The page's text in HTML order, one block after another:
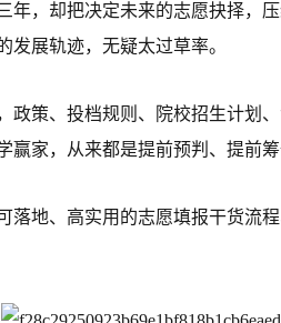
年，却把决定未来的志愿抉择，
展轨迹，无疑太过草率。
政策、投档规则、院校招生计划
家，从来都是提前预判、提前筹
落地、高实用的志愿填报干货流